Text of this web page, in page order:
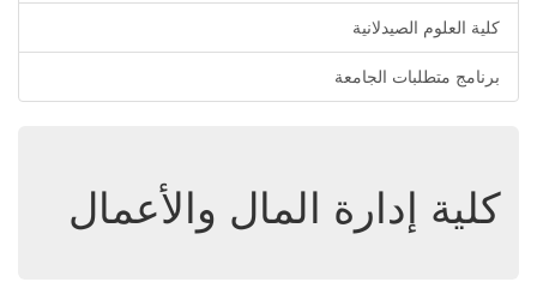
كلية العلوم الصيدلانية
برنامج متطلبات الجامعة
كلية إدارة المال والأعمال